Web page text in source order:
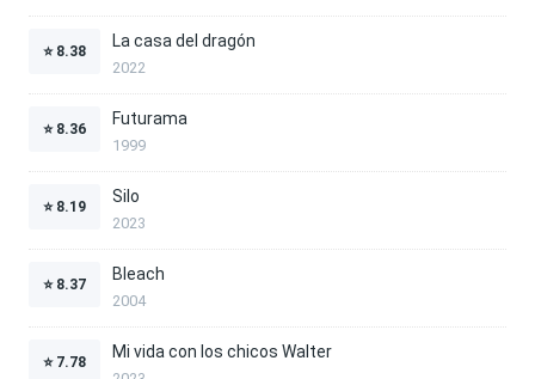
⭐ 8.38
La casa del dragón
2022
⭐ 8.36
Futurama
1999
⭐ 8.19
Silo
2023
⭐ 8.37
Bleach
2004
⭐ 7.78
Mi vida con los chicos Walter